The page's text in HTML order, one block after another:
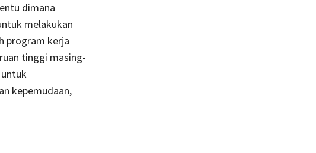
dimana
melakukan
program kerja
tinggi masing-
kepemudaan,